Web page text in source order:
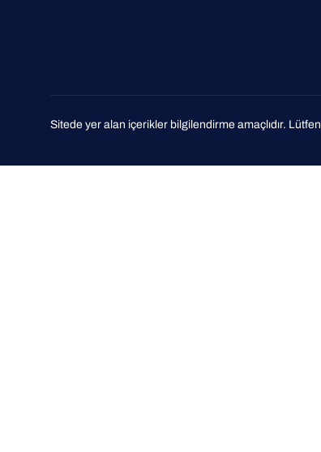
Sitede yer alan içerikler bilgilendirme amaçlıdır.